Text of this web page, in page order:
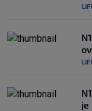
je